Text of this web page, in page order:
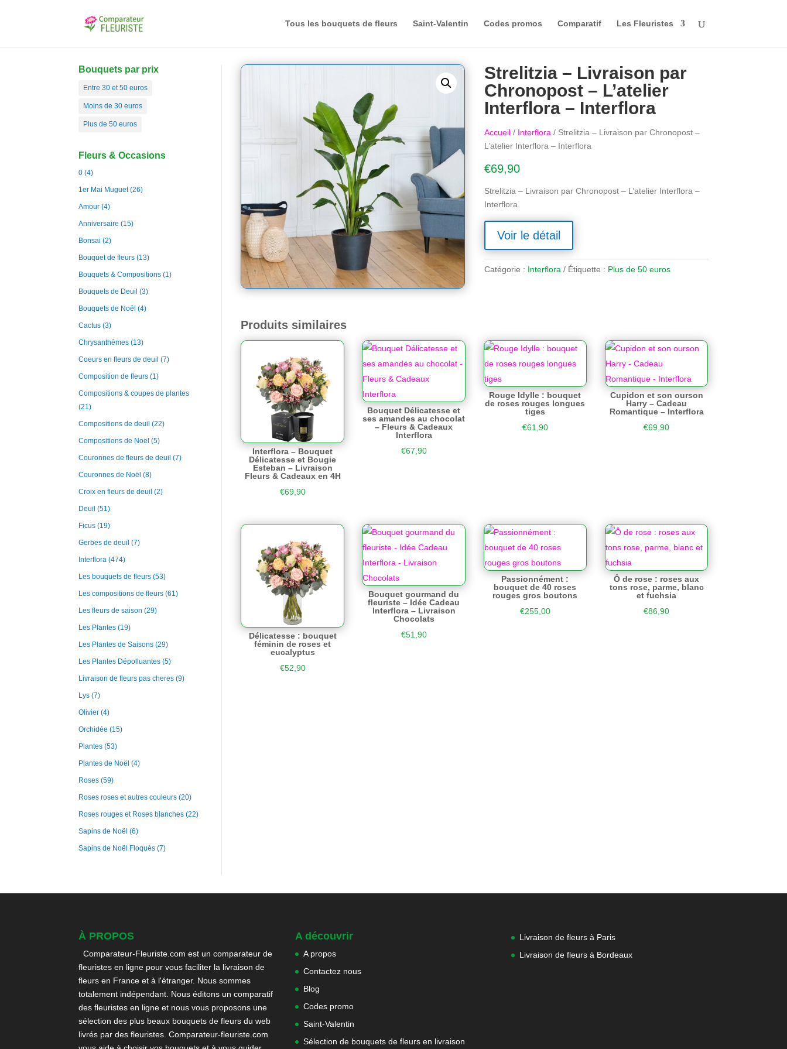
Tous les bouquets de fleurs Saint-Valentin Codes promos Comparatif Les Fleuristes
Bouquets par prix
Entre 30 et 50 euros
Moins de 30 euros
Plus de 50 euros
Fleurs & Occasions
0 (4)
1er Mai Muguet (26)
Amour (4)
Anniversaire (15)
Bonsai (2)
Bouquet de fleurs (13)
Bouquets & Compositions (1)
Bouquets de Deuil (3)
Bouquets de Noël (4)
Cactus (3)
Chrysanthèmes (13)
Coeurs en fleurs de deuil (7)
Composition de fleurs (1)
Compositions & coupes de plantes
(21)
Compositions de deuil (22)
Compositions de Noël (5)
Couronnes de fleurs de deuil (7)
Couronnes de Noël (8)
Croix en fleurs de deuil (2)
Deuil (51)
Ficus (19)
Gerbes de deuil (7)
Interflora (474)
Les bouquets de fleurs (53)
Les compositions de fleurs (61)
Les fleurs de saison (29)
Les Plantes (19)
Les Plantes de Saisons (29)
Les Plantes Dépolluantes (5)
Livraison de fleurs pas cheres (9)
Lys (7)
Olivier (4)
Orchidée (15)
Plantes (53)
Plantes de Noël (4)
Roses (59)
Roses roses et autres couleurs (20)
Roses rouges et Roses blanches (22)
Sapins de Noël (6)
Sapins de Noël Floqués (7)
Strelitzia – Livraison par
Chronopost – L’atelier
Interflora – Interflora
Accueil/ Interflora/ Strelitzia – Livraison par Chronopost –
L’atelier Interflora – Interflora
€69,90
Strelitzia – Livraison par Chronopost – L’atelier Interflora –
Interflora
Voir le détail
Catégorie : Interflora Étiquette : Plus de 50 euros
Produits similaires
Interflora – Bouquet
Délicatesse et Bougie
Esteban – Livraison
Fleurs & Cadeaux en 4H
€69,90
Bouquet Délicatesse et
ses amandes au chocolat
– Fleurs & Cadeaux
Interflora
€67,90
Rouge Idylle : bouquet
de roses rouges longues
tiges
€61,90
Cupidon et son ourson
Harry – Cadeau
Romantique – Interflora
€69,90
Délicatesse : bouquet
féminin de roses et
eucalyptus
€52,90
Bouquet gourmand du
fleuriste – Idée Cadeau
Interflora – Livraison
Chocolats
€51,90
Passionnément :
bouquet de 40 roses
rouges gros boutons
€255,00
Ô de rose : roses aux
tons rose, parme, blanc
et fuchsia
€86,90
À PROPOS
Comparateur-Fleuriste.com est un comparateur de
fleuristes en ligne pour vous faciliter la livraison de
fleurs en France et à l'étranger. Nous sommes
totalement indépendant. Nous éditons un comparatif
des fleuristes en ligne et nous vous proposons une
sélection des plus beaux bouquets de fleurs du web
livrés par des fleuristes. Comparateur-fleuriste.com
A découvrir
A propos
Contactez nous
Blog
Codes promo
Saint-Valentin
Sélection de bouquets de fleurs en livraison
Livraison de fleurs à Paris
Livraison de fleurs à Bordeaux